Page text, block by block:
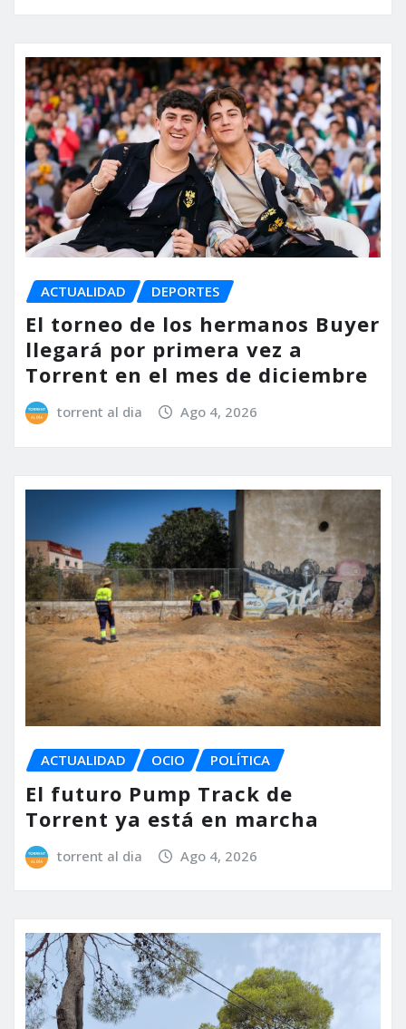
ACTUALIDAD DEPORTES
El torneo de los hermanos Buyer
llegará por primera vez a
Torrent en el mes de diciembre
torrent al dia Ago 4, 2026
ACTUALIDAD OCIO POLÍTICA
El futuro Pump Track de
Torrent ya está en marcha
torrent al dia Ago 4, 2026